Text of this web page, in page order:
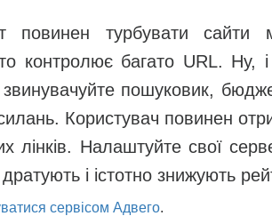
повинен турбувати сайти
контролює багато URL. Ну,
пошуковик,
Користувач повинен
лінків. Налаштуйте свої
і істотно знижують
сервісом Адвего.